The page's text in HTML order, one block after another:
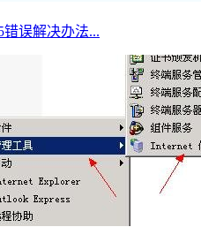
误解决办法...